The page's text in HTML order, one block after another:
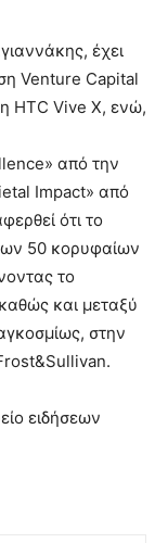
έχει
Venture Capital
HTC Vive X, ενώ,
από την
Impact» από
ότι το
50 κορυφαίων
το
και μεταξύ
στην
ειδήσεων